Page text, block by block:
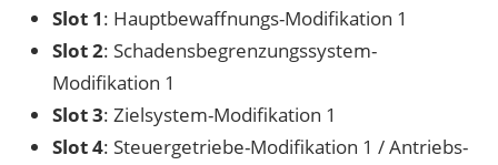
Slot 1: Hauptbewaffnungs-Modifikation 1
Slot 2: Schadensbegrenzungssystem-
Modifikation 1
Slot 3: Zielsystem-Modifikation 1
Slot 4: Steuergetriebe-Modifikation 1 / Antriebs-